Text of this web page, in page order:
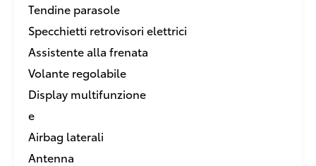
Tendine parasole
Specchietti retrovisori elettrici
Assistente alla frenata
Volante regolabile
Display multifunzione
e
Airbag laterali
Antenna